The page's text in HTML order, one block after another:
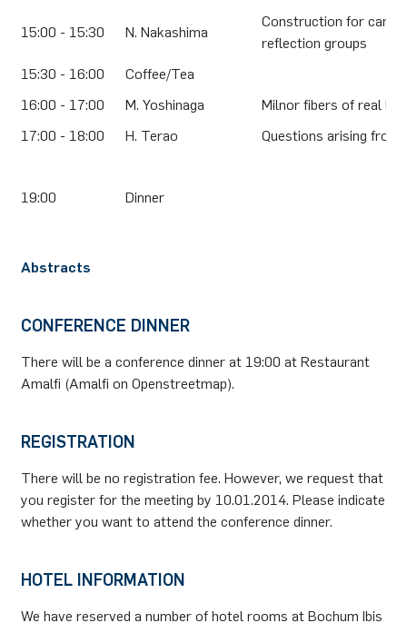
15:00 - 15:30 N. Nakashima
Construction for
reflection groups
15:30 - 16:00
Coffee/Tea
16:00 - 17:00
M. Yoshinaga
Milnor fibers of real
17:00 - 18:00
H. Terao Questions arising
19:00 Dinner
Abstracts
CONFERENCE DINNER
There will be a conference dinner at 19:00 at Restaurant
Amalfi (Amalfi on Openstreetmap).
REGISTRATION
There will be no registration fee. However, we request that
you register for the meeting by 10.01.2014. Please indicate
whether you want to attend the conference dinner.
HOTEL INFORMATION
We have reserved a number of hotel rooms at Bochum Ibis